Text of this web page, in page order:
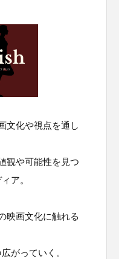
文化や視点を通し
観や可能性を見つ
ア。
映画文化に触れる
がっていく。